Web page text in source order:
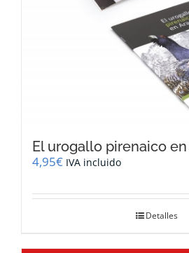
El urogallo pirenaico
4,95€ IVA incluido
Detalles